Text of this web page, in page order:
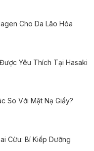
Cho Da Lão Hóa
Yêu Thích Tại Hasaki
So Với Mặt Nạ Giấy?
Cừu: Bí Kiếp Dưỡng